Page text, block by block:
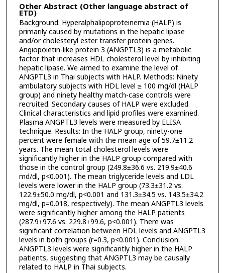
Other Abstract (Other language abstract of
ETD)
Background: Hyperalphalipoproteinemia (HALP) is
primarily caused by mutations in the hepatic lipase
and/or cholesteryl ester transfer protein genes.
Angiopoietin-like protein 3 (ANGPTL3) is a metabolic
factor that increases HDL cholesterol level by inhibiting
hepatic lipase. We aimed to examine the level of
ANGPTL3 in Thai subjects with HALP. Methods: Ninety
ambulatory subjects with HDL level ≥ 100 mg/dl (HALP
group) and ninety healthy match-case controls were
recruited. Secondary causes of HALP were excluded.
Clinical characteristics and lipid profiles were examined.
Plasma ANGPTL3 levels were measured by ELISA
technique. Results: In the HALP group, ninety-one
percent were female with the mean age of 59.7±11.2
years. The mean total cholesterol levels were
significantly higher in the HALP group compared with
those in the control group (249.8±36.6 vs. 219.9±40.6
md/dl, p<0.001). The mean triglyceride levels and LDL
levels were lower in the HALP group (73.3±31.2 vs.
122.9±50.0 mg/dl, p<0.001 and 131.3±34.5 vs. 143.5±34.2
mg/dl, p=0.018, respectively). The mean ANGPTL3 levels
were significantly higher among the HALP patients
(287.9±97.6 vs. 229.8±99.6, p<0.001). There was
significant correlation between HDL levels and ANGPTL3
levels in both groups (r=0.3, p<0.001). Conclusion:
ANGPTL3 levels were significantly higher in the HALP
patients, suggesting that ANGPTL3 may be causally
related to HALP in Thai subjects.